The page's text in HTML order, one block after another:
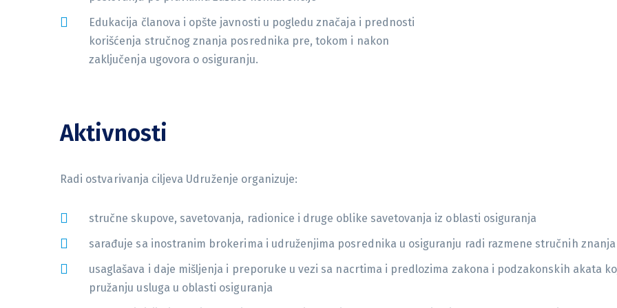
Edukacija članova i opšte javnosti u pogledu značaja i prednosti
korišćenja stručnog znanja posrednika pre, tokom i nakon
zaključenja ugovora o osiguranju.
Aktivnosti
Radi ostvarivanja ciljeva Udruženje organizuje:
stručne skupove, savetovanja, radionice i druge oblike savetovanja iz oblasti osiguranja
sarađuje sa inostranim brokerima i udruženjima posrednika u osiguranju radi razmene stručnih
usaglašava i daje mišljenja i preporuke u vezi sa nacrtima i predlozima zakona i podzakonskih akata
pružanju usluga u oblasti osiguranja